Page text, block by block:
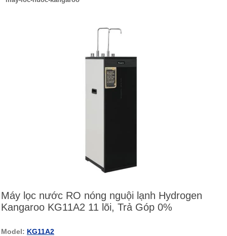
Máy lọc nước RO nóng nguội lạnh Hydrogen
Kangaroo KG11A2 11 lõi, Trả Góp 0%
Model: KG11A2